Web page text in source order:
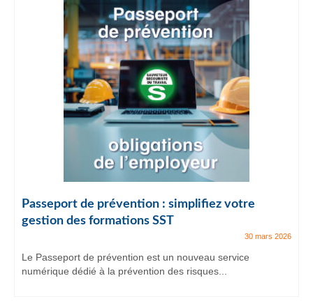
Passeport de prévention : simplifiez votre
gestion des formations SST
30 mars 2026
Le Passeport de prévention est un nouveau service
numérique dédié à la prévention des risques...